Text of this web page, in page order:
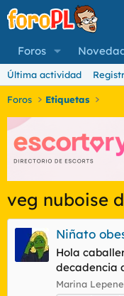
Foros
Última actividad
Foros Etiquetas
veg nuboise
Niñato
Hola
decadencia
Marina Lepene